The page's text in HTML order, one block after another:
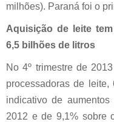
milhões). Paraná foi o
Aquisição de leite
6,5 bilhões de litros
No 4º trimestre de
processadoras de
indicativo de
2012 e de 9,1% sobre